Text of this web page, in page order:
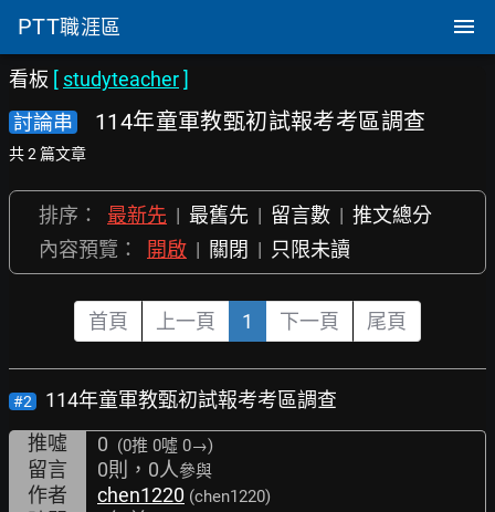
PTT職涯區
看板 [ studyteacher]
討論串
114年童軍教甄初試報考考區調查
共 2 篇文章
排序： 最新先 | 最舊先 | 留言數 | 推文總分
內容預覽：
開啟 | 關閉 | 只限未讀
首頁 上一頁 1 下一頁 尾頁
#2
114年童軍教甄初試報考考區調查
推噓
0 (0推 0噓 0→)
留言 0則，0人參與
作者 chen1220 (chen1220)